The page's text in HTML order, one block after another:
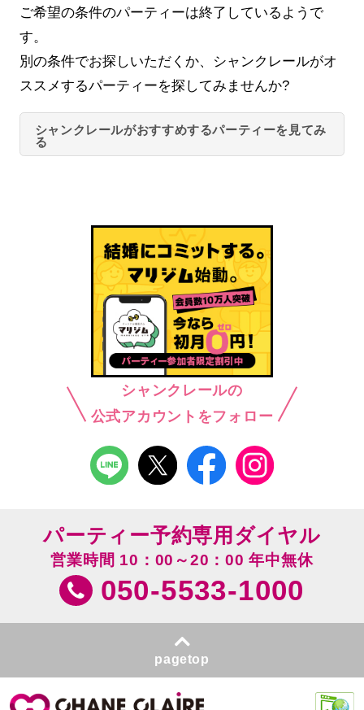
ご希望の条件のパーティーは終了しているようで
す。
別の条件でお探しいただくか、シャンクレールがオ
ススメするパーティーを探してみませんか?
シャンクレールがおすすめするパーティーを見てみ
る
シャンクレールの
公式アカウントをフォロー
パーティー予約専用ダイヤル
営業時間 10：00～20：00 年中無休
050-5533-1000
pagetop